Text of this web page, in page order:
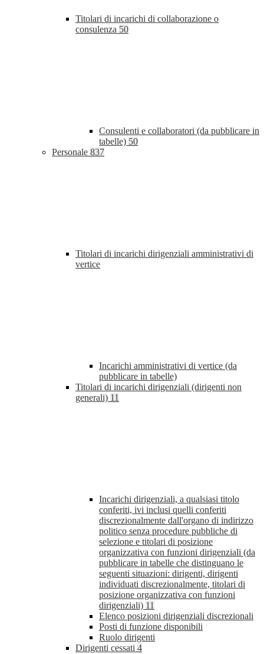
Titolari di incarichi di collaborazione o
consulenza 50
Consulenti e collaboratori (da pubblicare in
tabelle) 50
Personale 837
Titolari di incarichi dirigenziali amministrativi di
vertice
Incarichi amministrativi di vertice (da
pubblicare in tabelle)
Titolari di incarichi dirigenziali (dirigenti non
generali) 11
Incarichi dirigenziali, a qualsiasi titolo
conferiti, ivi inclusi quelli conferiti
discrezionalmente dall'organo di indirizzo
politico senza procedure pubbliche di
selezione e titolari di posizione
organizzativa con funzioni dirigenziali (da
pubblicare in tabelle che distinguano le
seguenti situazioni: dirigenti, dirigenti
individuati discrezionalmente, titolari di
posizione organizzativa con funzioni
dirigenziali) 11
Elenco posizioni dirigenziali discrezionali
Posti di funzione disponibili
Ruolo dirigenti
Dirigenti cessati 4